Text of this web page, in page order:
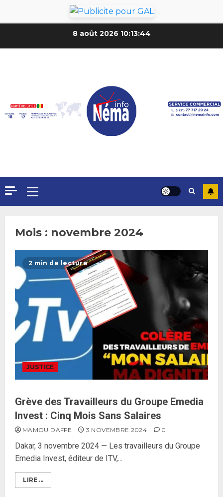
8 août 2026 10:13:46
Mois : novembre 2024
2 min de lecture
JUSTICE
Grève des Travailleurs du Groupe Emedia
Invest : Cinq Mois Sans Salaires
MAMOU DAFFE 3 NOVEMBRE 2024 0
Dakar, 3 novembre 2024 — Les travailleurs du Groupe
Emedia Invest, éditeur de ITV,...
LIRE ...